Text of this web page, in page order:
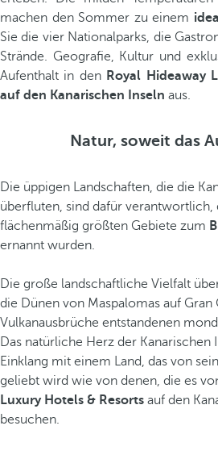
machen den Sommer zu einem
Sie die vier Nationalparks, die
Strände. Geografie, Kultur und
Aufenthalt in den Royal Hideaway
auf den Kanarischen Inseln aus.
Natur, soweit das
Die üppigen Landschaften, die die
überfluten, sind dafür verantwortlich,
flächenmäßig größten Gebiete zum
ernannt wurden.
Die große landschaftliche Vielfalt
die Dünen von Maspalomas auf
Vulkanausbrüche entstandenen
Das natürliche Herz der Kanarischen
Einklang mit einem Land, das von
geliebt wird wie von denen, die es
Luxury Hotels & Resorts auf den
besuchen.